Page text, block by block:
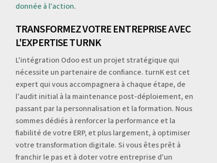
donnée à l'action.
TRANSFORMEZ VOTRE ENTREPRISE AVEC
L'EXPERTISE TURNK
L'intégration Odoo est un projet stratégique qui
nécessite un partenaire de confiance. turnK est cet
expert qui vous accompagnera à chaque étape, de
l'audit initial à la maintenance post-déploiement, en
passant par la personnalisation et la formation. Nous
sommes dédiés à renforcer la performance et la
fiabilité de votre ERP, et plus largement, à optimiser
votre transformation digitale. Si vous êtes prêt à
franchir le pas et à doter votre entreprise d'un